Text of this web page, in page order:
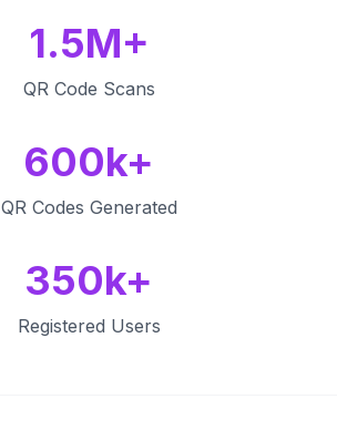
1.5M+
QR Code Scans
600k+
QR Codes Generated
350k+
Registered Users